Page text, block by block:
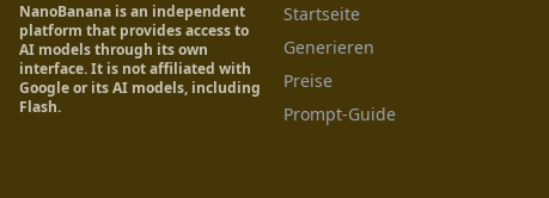
NanoBanana is an independent
platform that provides access to
AI models through its own
interface. It is not affiliated with
Google or its AI models, including
Flash.
Startseite
Generieren
Preise
Prompt-Guide